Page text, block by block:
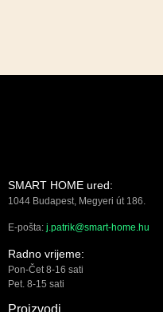
SMART HOME ured:
1044 Budapest, Megyeri út 186.
E-pošta: j.patrik@smart-home.hu
Radno vrijeme:
Pon-Čet 8-16 sati
Pet. 8-15 sati
Proizvodi